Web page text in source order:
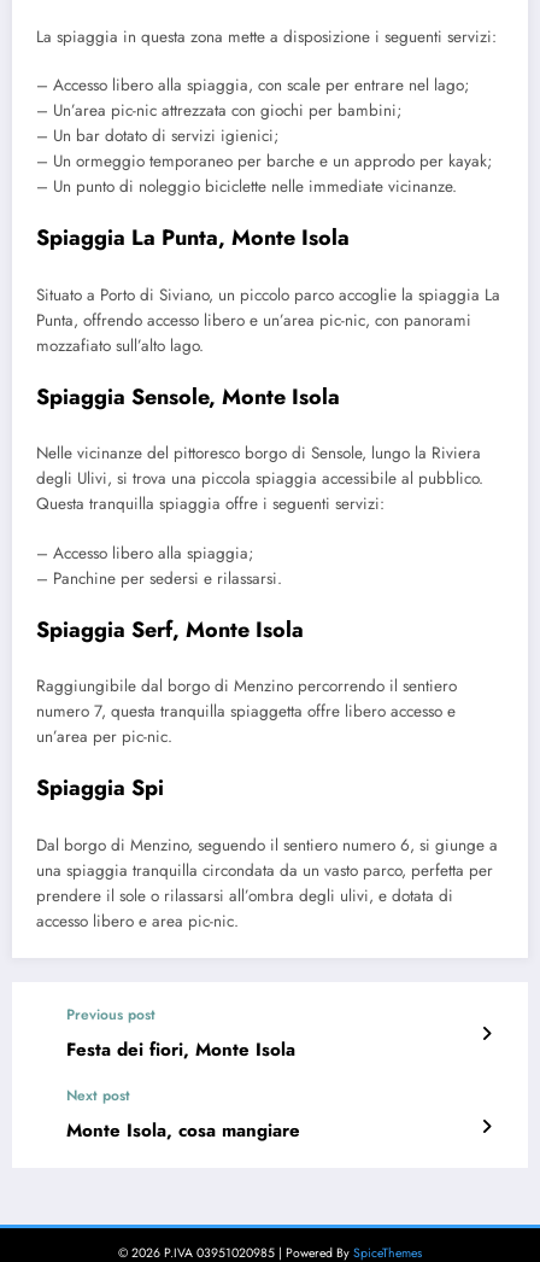
La spiaggia in questa zona mette a disposizione i seguenti servizi:
– Accesso libero alla spiaggia, con scale per entrare nel lago;
– Un’area pic-nic attrezzata con giochi per bambini;
– Un bar dotato di servizi igienici;
– Un ormeggio temporaneo per barche e un approdo per kayak;
– Un punto di noleggio biciclette nelle immediate vicinanze.
Spiaggia La Punta, Monte Isola
Situato a Porto di Siviano, un piccolo parco accoglie la spiaggia La
Punta, offrendo accesso libero e un’area pic-nic, con panorami
mozzafiato sull’alto lago.
Spiaggia Sensole, Monte Isola
Nelle vicinanze del pittoresco borgo di Sensole, lungo la Riviera
degli Ulivi, si trova una piccola spiaggia accessibile al pubblico.
Questa tranquilla spiaggia offre i seguenti servizi:
– Accesso libero alla spiaggia;
– Panchine per sedersi e rilassarsi.
Spiaggia Serf, Monte Isola
Raggiungibile dal borgo di Menzino percorrendo il sentiero
numero 7, questa tranquilla spiaggetta offre libero accesso e
un’area per pic-nic.
Spiaggia Spi
Dal borgo di Menzino, seguendo il sentiero numero 6, si giunge a
una spiaggia tranquilla circondata da un vasto parco, perfetta per
prendere il sole o rilassarsi all’ombra degli ulivi, e dotata di
accesso libero e area pic-nic.
Previous post
Festa dei fiori, Monte Isola
Next post
Monte Isola, cosa mangiare
© 2026 P.IVA 03951020985 | Powered By SpiceThemes